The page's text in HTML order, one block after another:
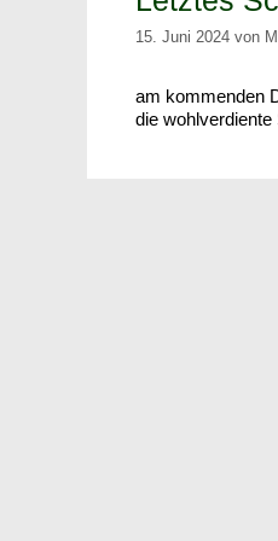
15. Juni 2024 von
am kommenden
die